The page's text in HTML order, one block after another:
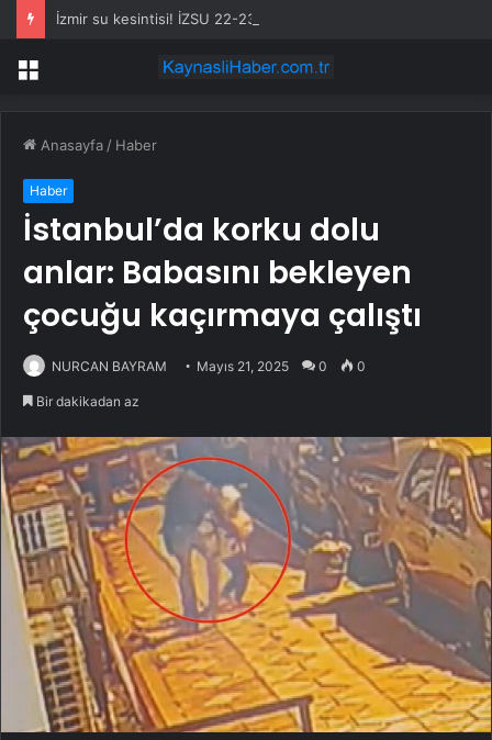
Menü
Anasayfa / Haber
Haber
İstanbul’da korku dolu
anlar: Babasını bekleyen
çocuğu kaçırmaya çalıştı
NURCAN BAYRAM Mayıs 21, 2025 0 0
Bir dakikadan az